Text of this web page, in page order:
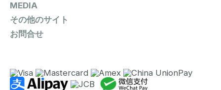
MEDIA
その他のサイト
お問合せ